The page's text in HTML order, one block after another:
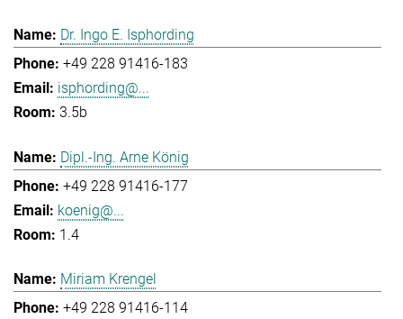
Dr. Ingo E. Isphording
+49 228 91416-183
isphording@...
3.5b
Dipl.-Ing. Arne König
+49 228 91416-177
koenig@...
1.4
Miriam Krengel
+49 228 91416-114